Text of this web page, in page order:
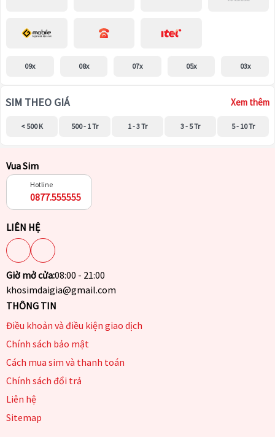
09x 08x 07x 05x 03x
SIM THEO GIÁ Xem thêm
< 500 K 500 - 1 Tr 1 - 3 Tr 3 - 5 Tr 5 - 10 Tr
Vua Sim
Hotline
0877.555555
LIÊN HỆ
Giờ mở cửa:08:00 - 21:00
khosimdaigia@gmail.com
THÔNG TIN
Điều khoản và điều kiện giao dịch
Chính sách bảo mật
Cách mua sim và thanh toán
Chính sách đổi trả
Liên hệ
Sitemap